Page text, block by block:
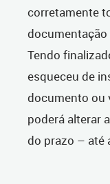
corretamente
documentação
Tendo
esqueceu de
documento ou
poderá alterar
do prazo – até